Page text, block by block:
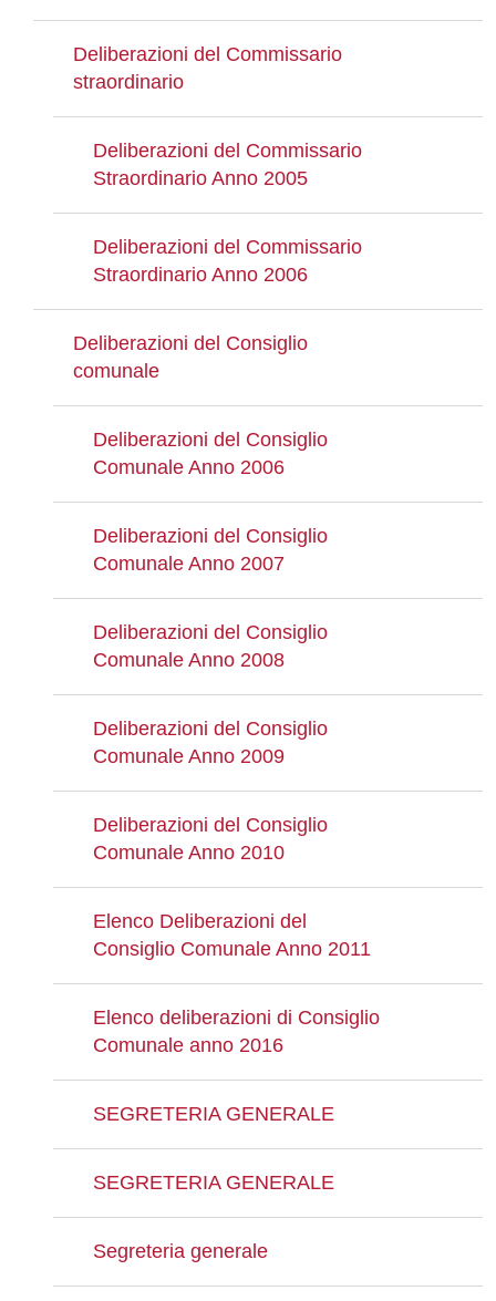
Deliberazioni del Commissario
straordinario
Deliberazioni del Commissario
Straordinario Anno 2005
Deliberazioni del Commissario
Straordinario Anno 2006
Deliberazioni del Consiglio
comunale
Deliberazioni del Consiglio
Comunale Anno 2006
Deliberazioni del Consiglio
Comunale Anno 2007
Deliberazioni del Consiglio
Comunale Anno 2008
Deliberazioni del Consiglio
Comunale Anno 2009
Deliberazioni del Consiglio
Comunale Anno 2010
Elenco Deliberazioni del
Consiglio Comunale Anno 2011
Elenco deliberazioni di Consiglio
Comunale anno 2016
SEGRETERIA GENERALE
SEGRETERIA GENERALE
Segreteria generale